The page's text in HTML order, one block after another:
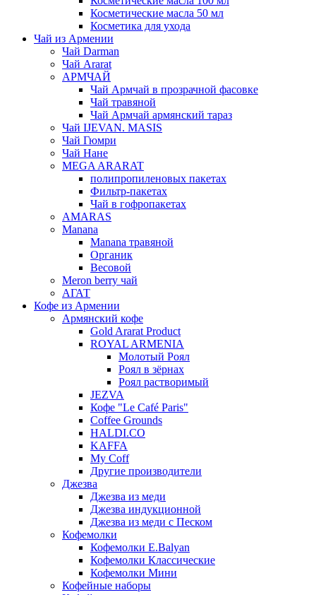
Косметические масла 50 мл
Косметика для ухода
Чай из Армении
Чай Darman
Чай Ararat
АРМЧАЙ
Чай Армчай в прозрачной фасовке
Чай травяной
Чай Армчай армянский тараз
Чай IJEVAN. MASIS
Чай Гюмри
Чай Нане
MEGA ARARAT
полипропиленовых пакетах
Фильтр-пакетах
Чай в гофропакетах
AMARAS
Manana
Manana травяной
Органик
Весовой
Meron berry чай
АГАТ
Кофе из Армении
Армянский кофе
Gold Ararat Product
ROYAL ARMENIA
Молотый Роял
Роял в зёрнах
Роял растворимый
JEZVA
Кофе "Le Café Paris"
Coffee Grounds
HALDI.CO
KAFFA
My Coff
Другие производители
Джезва
Джезва из меди
Джезва индукционной
Джезва из меди с Песком
Кофемолки
Кофемолки E.Balyan
Кофемолки Классические
Кофемолки Мини
Кофейные наборы